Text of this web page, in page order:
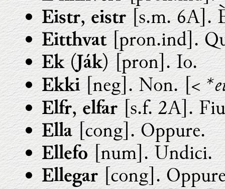
Eistr,eistr[s.m. 6A].
Eitthvat[pron.ind].
Ek(Ják) [pron]. Io.
Ekki[neg]. Non. [<
Elfr,elfar[s.f. 2A].
Ella[cong]. Oppure.
Ellefo[num]. Undici.
Ellegar[cong].